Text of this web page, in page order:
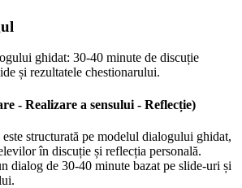
ghidat: 30-40 minute de discuție
și rezultatele chestionarului.
- Realizare a sensului - Reflecție)
structurată pe modelul dialogului ghidat,
în discuție și reflecția personală.
dialog de 30-40 minute bazat pe slide-uri și